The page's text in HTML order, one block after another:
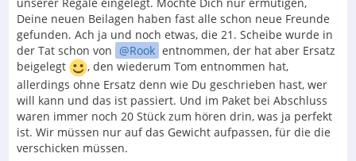
Deine neuen Beilagen haben fast alle schon neue Freunde
gefunden. Ach ja und noch etwas, die 21. Scheibe wurde in
der Tat schon von
Rook entnommen, der hat aber Ersatz
beigelegt
, den wiederum Tom entnommen hat,
allerdings ohne Ersatz denn wie Du geschrieben hast, wer
will kann und das ist passiert. Und im Paket bei Abschluss
waren immer noch 20 Stück zum hören drin, was ja perfekt
ist. Wir müssen nur auf das Gewicht aufpassen, für die die
verschicken müssen.